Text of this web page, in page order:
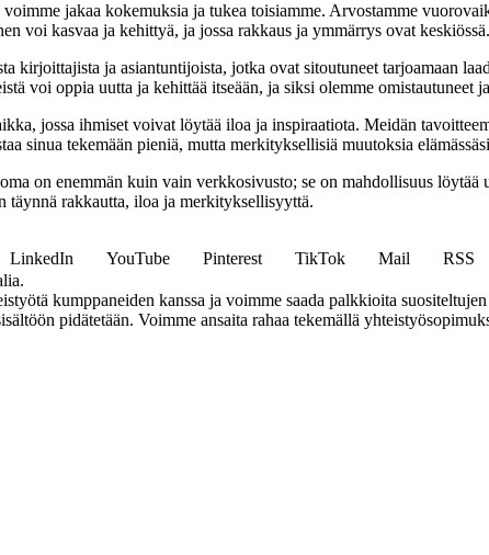
jakaa kokemuksia ja tukea toisiamme. Arvostamme
voi kasvaa ja kehittyä, ja jossa rakkaus ja ymmärrys ovat keskiössä.
kirjoittajista ja asiantuntijoista, jotka ovat sitoutuneet tarjoamaan
voi oppia uutta ja kehittää itseään, ja siksi olemme omistautuneet
jossa ihmiset voivat löytää iloa ja inspiraatiota. Meidän
sinua tekemään pieniä, mutta merkityksellisiä muutoksia
on enemmän kuin vain verkkosivusto; se on mahdollisuus
täynnä rakkautta, iloa ja merkityksellisyyttä.
LinkedIn YouTube Pinterest TikTok Mail
RSS
kumppaneiden kanssa ja voimme saada palkkioita
pidätetään. Voimme ansaita rahaa tekemällä